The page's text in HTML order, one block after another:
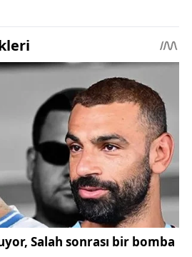
Atatürk ve Kongre Müzesi'ne
töreni başladı. Tören
düzenlendi ve 4 Eylül
önemi vurgulandı. Bu
tarafından coşkuyla kutlandı.